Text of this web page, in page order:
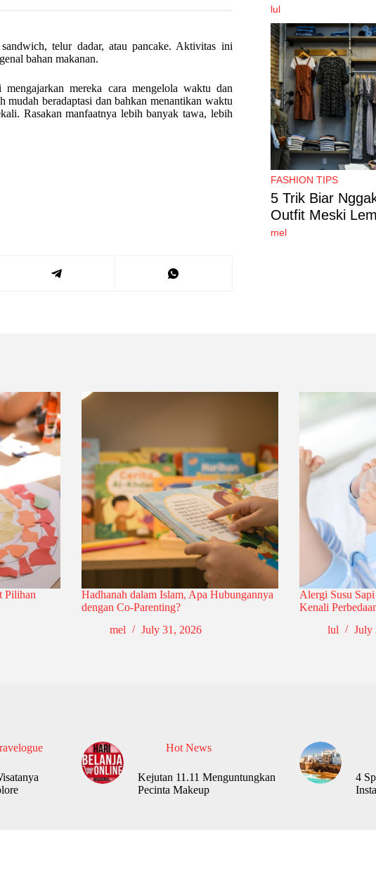
telur dadar, atau pancake. Aktivitas ini
bahan makanan.
mereka cara mengelola waktu dan
beradaptasi dan bahkan menantikan waktu
Rasakan manfaatnya lebih banyak tawa, lebih
lul
FASHION TIPS
5 Trik Biar
Outfit Meski
mel
Pilihan
Hadhanah dalam Islam, Apa Hubungannya
dengan Co-Parenting?
mel
July 31, 2026
Alergi Susu
Kenali
lul
July
Hot News
Kejutan 11.11 Menguntungkan
Pecinta Makeup
4